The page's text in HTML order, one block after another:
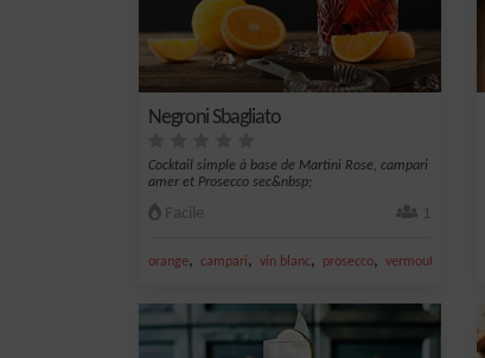
Negroni Sbagliato
Cocktail simple à base de Martini Rose, campari
amer et Prosecco sec&nbsp;
Facile 1
orange, campari, vin blanc, prosecco, vermouth